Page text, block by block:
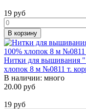
19 руб
В корзину
Нитки для вышивания "
хлопок 8 м №0811 т.
В наличии: много
20.00 руб
19 руб